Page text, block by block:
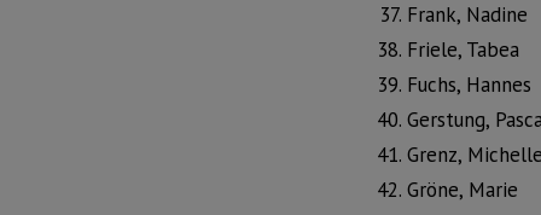
Frank, Nadine
Friele, Tabea
Fuchs, Hannes
Gerstung,
Grenz,
Gröne, Marie